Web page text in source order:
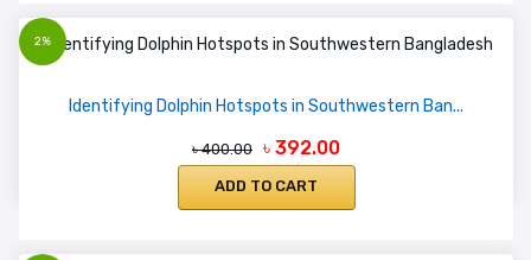
2%
Identifying Dolphin Hotspots in Southwestern Ban...
৳ 400.00 ৳ 392.00
ADD TO CART